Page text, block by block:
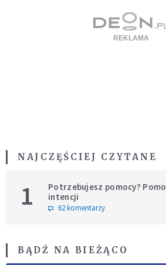
NAJCZĘŚCIEJ CZYTANE
1
Potrzebujesz pomocy?
intencji
62 komentarzy
BĄDŹ NA BIEŻĄCO